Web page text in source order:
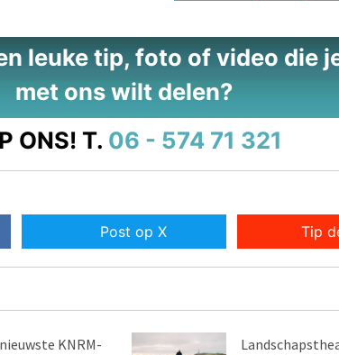
leuke tip, foto of video die
met ons wilt delen?
ONS! T. 06 - 574 71 321
Post op X Tip
KNRM-